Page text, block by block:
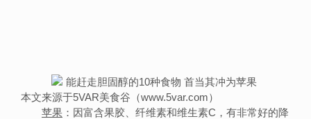
本文来源于5VAR美食谷（www.5var.com）
苹果 ：因富含果胶、纤维素和维生素C，有非常好的降